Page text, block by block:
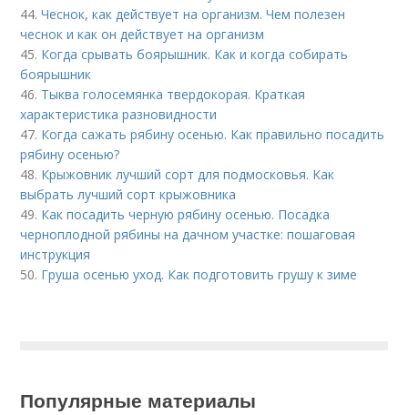
44.Чеснок, как действует на организм. Чем полезен
чеснок и как он действует на организм
45. Когда срывать боярышник. Как и когда собирать
боярышник
46. Тыква голосемянка твердокорая. Краткая
характеристика разновидности
47. Когда сажать рябину осенью. Как правильно посадить
рябину осенью?
48. Крыжовник лучший сорт для подмосковья. Как
выбрать лучший сорт крыжовника
49. Как посадить черную рябину осенью. Посадка
черноплодной рябины на дачном участке: пошаговая
инструкция
50. Груша осенью уход. Как подготовить грушу к зиме
Популярные материалы